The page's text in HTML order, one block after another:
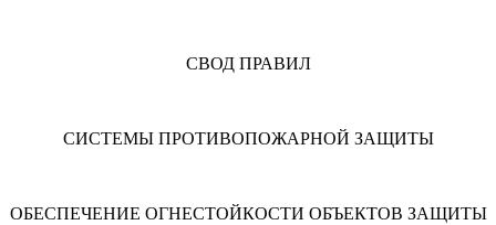
СВОД ПРАВИЛ
СИСТЕМЫ ПРОТИВОПОЖАРНОЙ ЗАЩИТЫ
ОБЕСПЕЧЕНИЕ ОГНЕСТОЙКОСТИ ОБЪЕКТОВ ЗАЩИТЫ